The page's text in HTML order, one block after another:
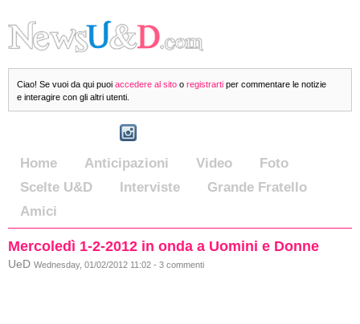
Ciao! Se vuoi da qui puoi accedere al sito o registrarti per commentare le notizie
e interagire con gli altri utenti.
Home Anticipazioni Video
Foto
Scelte U&D
Interviste
Grande Fratello
Amici
Mercoledì 1-2-2012 in onda a Uomini e Donne
UeD Wednesday, 01/02/2012 11:02 - 3 commenti